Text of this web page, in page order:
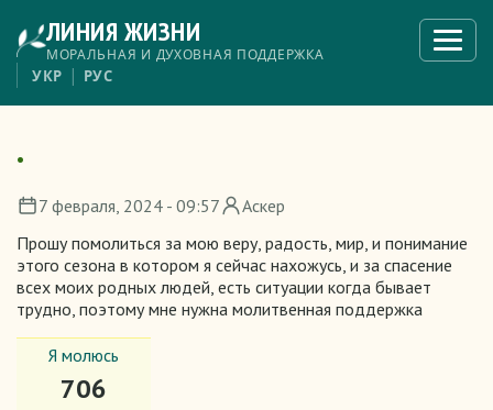
основному
содержанию
ЛИНИЯ ЖИЗНИ
МОРАЛЬНАЯ И ДУХОВНАЯ ПОДДЕРЖКА
меню
УКР РУС
.
7 февраля, 2024 - 09:57
Аскер
Прошу помолиться за мою веру, радость, мир, и понимание
этого сезона в котором я сейчас нахожусь, и за спасение
всех моих родных людей, есть ситуации когда бывает
трудно, поэтому мне нужна молитвенная поддержка
Я молюсь
706